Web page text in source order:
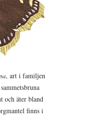
, art i familjen
och äter bland
finns i